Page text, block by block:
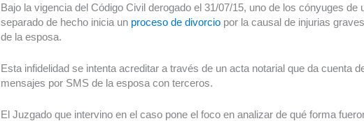
Bajo la vigencia del Código Civil derogado el 31/07/15, uno de los cónyuges de
separado de hecho inicia un proceso de divorcio por la causal de injurias
de la esposa.
Esta infidelidad se intenta acreditar a través de un acta notarial que da cuenta
mensajes por SMS de la esposa con terceros.
El Juzgado que intervino en el caso pone el foco en analizar de qué forma